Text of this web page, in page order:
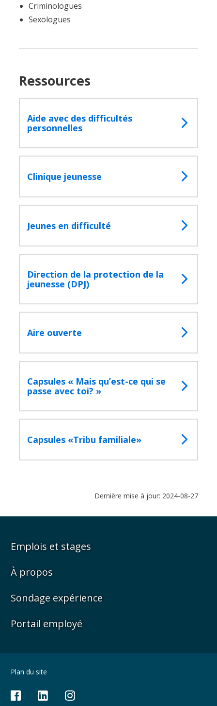
Criminologues
Sexologues
Ressources
Aide avec des difficultés
personnelles
Clinique jeunesse
Jeunes en difficulté
Direction de la protection de la
jeunesse (DPJ)
Aire ouverte
Capsules « Mais qu’est-ce qui se
passe avec toi? »
Capsules «Tribu familiale»
Dernière mise à jour: 2024-08-27
Emplois et stages
À propos
Sondage expérience
Portail employé
Plan du site